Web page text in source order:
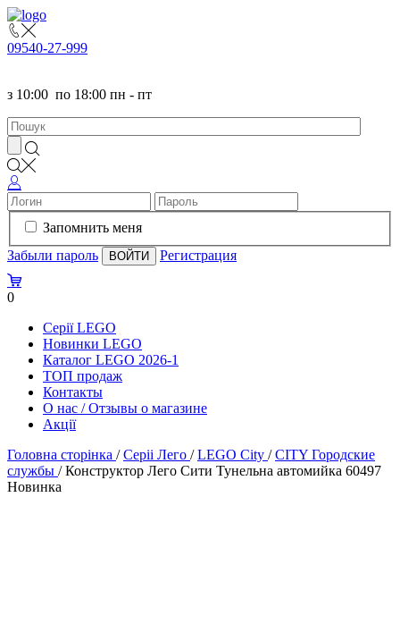
09540-27-999
з 10:00 по 18:00 пн - пт
Запомнить меня
Забыли пароль
Регистрация
0
Серії LEGO
Новинки LEGO
Каталог LEGO 2026-1
TOП продаж
Контакты
О нас / Отзывы о магазине
Акції
Головна сторінка /Серіі Лего /LEGO City /CITY Городские
службы /Конструктор Лего Сити Тунельна автомийка 60497
Новинка